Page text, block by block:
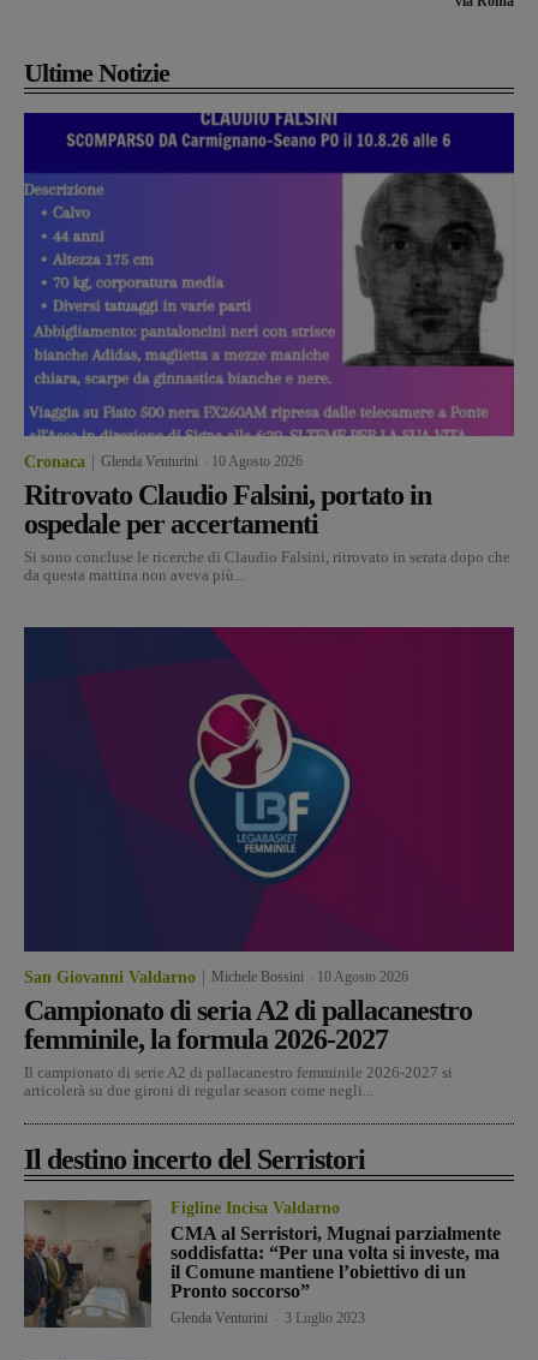
Ultime Notizie
Cronaca Glenda Venturini 10 Agosto 2026
Ritrovato Claudio Falsini, portato in
ospedale per accertamenti
Si sono concluse le ricerche di Claudio Falsini, ritrovato in serata dopo che
da questa mattina non aveva più...
San Giovanni Valdarno Michele Bossini 10 Agosto 2026
Campionato di seria A2 di pallacanestro
femminile, la formula 2026-2027
Il campionato di serie A2 di pallacanestro femminile 2026-2027 si
articolerà su due gironi di regular season come negli...
Il destino incerto del Serristori
Figline Incisa Valdarno
CMA al Serristori, Mugnai parzialmente
soddisfatta: “Per una volta si investe, ma
il Comune mantiene l’obiettivo di un
Pronto soccorso”
Glenda Venturini 3 Luglio 2023